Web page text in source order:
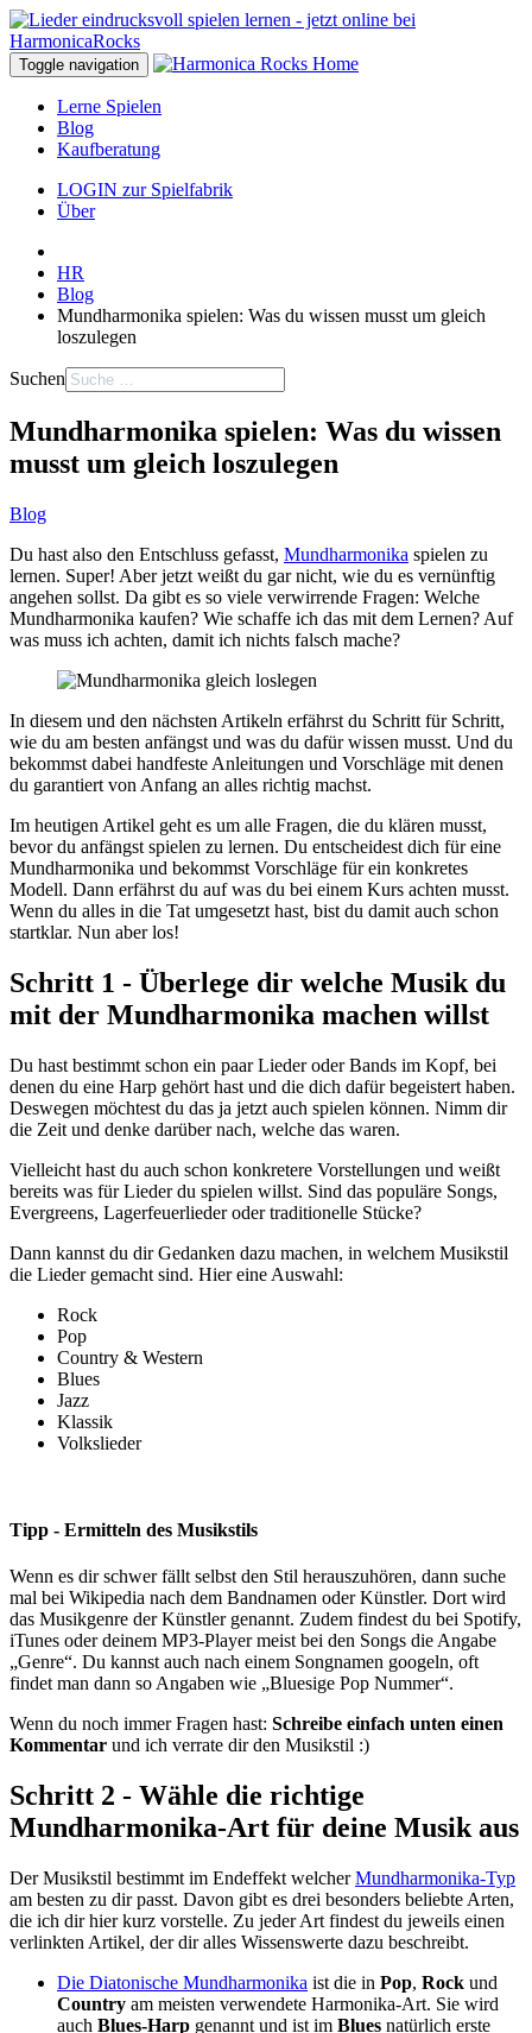
Toggle navigation
Lerne Spielen
Blog
Kaufberatung
LOGIN zur Spielfabrik
Über
HR
Blog
Mundharmonika spielen: Was du wissen musst um gleich
loszulegen
Suchen
Mundharmonika spielen: Was du wissen
musst um gleich loszulegen
Blog
Du hast also den Entschluss gefasst, Mundharmonika spielen zu
lernen. Super! Aber jetzt weißt du gar nicht, wie du es vernünftig
angehen sollst. Da gibt es so viele verwirrende Fragen: Welche
Mundharmonika kaufen? Wie schaffe ich das mit dem Lernen? Auf
was muss ich achten, damit ich nichts falsch mache?
In diesem und den nächsten Artikeln erfährst du Schritt für Schritt,
wie du am besten anfängst und was du dafür wissen musst. Und du
bekommst dabei handfeste Anleitungen und Vorschläge mit denen
du garantiert von Anfang an alles richtig machst.
Im heutigen Artikel geht es um alle Fragen, die du klären musst,
bevordu anfängst spielen zu lernen. Du entscheidest dich für eine
Mundharmonika und bekommst Vorschläge für ein konkretes
Modell. Dann erfährst du auf was du bei einem Kurs achten musst.
Wenn du alles in die Tat umgesetzt hast, bist du damit auch schon
startklar. Nun aber los!
Schritt 1 - Überlege dir welche Musik du
mit der Mundharmonika machen willst
Du hast bestimmt schon ein paar Lieder oder Bands im Kopf, bei
denen du eine Harp gehört hast und die dich dafür begeistert haben.
Deswegen möchtest du das ja jetzt auch spielen können. Nimm dir
die Zeit und denke darüber nach, welche das waren.
Vielleicht hast du auch schon konkretere Vorstellungen und weißt
bereits was für Lieder du spielen willst. Sind das populäre Songs,
Evergreens, Lagerfeuerlieder oder traditionelle Stücke?
Dann kannst du dir Gedanken dazu machen, in welchem Musikstil
die Lieder gemacht sind. Hier eine Auswahl:
Rock
Pop
Country & Western
Blues
Jazz
Klassik
Volkslieder
Tipp - Ermitteln des Musikstils
Wenn es dir schwer fällt selbst den Stil herauszuhören, dann suche
mal bei Wikipedia nach dem Bandnamen oder Künstler. Dort wird
das Musikgenre der Künstler genannt. Zudem findest du bei Spotify,
iTunes oder deinem MP3-Player meist bei den Songs die Angabe
„Genre“. Du kannst auch nach einem Songnamen googeln, oft
findet man dann so Angaben wie „Bluesige Pop Nummer“.
Wenn du noch immer Fragen hast: Schreibe einfach unten einen
Kommentar und ich verrate dir den Musikstil :)
Schritt 2 - Wähle die richtige
Mundharmonika-Art für deine Musik aus
Der Musikstil bestimmt im Endeffekt welcherMundharmonika­-Typ
am besten zu dir passt. Davon gibt es drei besonders beliebte Arten,
die ich dir hier kurz vorstelle. Zu jeder Art findest du jeweils einen
verlinkten Artikel, der dir alles Wissenswerte dazu beschreibt.
Die Diatonische Mundharmonika ist die in Pop, Rock und
Country am meisten verwendete Harmonika-Art. Sie wird
auch Blues-Harp genannt und ist im Blues natürlich erste